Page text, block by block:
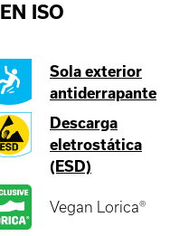
EN ISO
Sola exterior
antiderrapante
Descarga
eletrostática
(ESD)
Vegan Lorica®